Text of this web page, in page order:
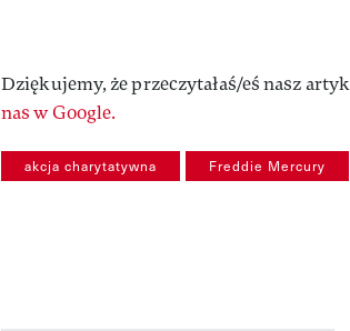
Dziękujemy, że przeczytałaś/eś nasz
nas w Google.
akcja charytatywna Freddie Mercury